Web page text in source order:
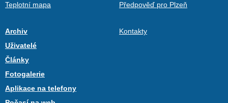
Teplotní mapa
Předpověď pro Plzeň
Archiv
Uživatelé
Články
Fotogalerie
Aplikace na telefony
Kontakty